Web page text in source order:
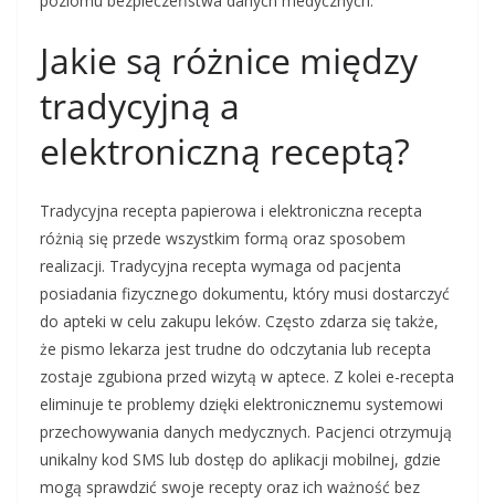
Jakie są różnice między
tradycyjną a
elektroniczną receptą?
Tradycyjna recepta papierowa i elektroniczna recepta
różnią się przede wszystkim formą oraz sposobem
realizacji. Tradycyjna recepta wymaga od pacjenta
posiadania fizycznego dokumentu, który musi dostarczyć
do apteki w celu zakupu leków. Często zdarza się także,
że pismo lekarza jest trudne do odczytania lub recepta
zostaje zgubiona przed wizytą w aptece. Z kolei e-recepta
eliminuje te problemy dzięki elektronicznemu systemowi
przechowywania danych medycznych. Pacjenci otrzymują
unikalny kod SMS lub dostęp do aplikacji mobilnej, gdzie
mogą sprawdzić swoje recepty oraz ich ważność bez